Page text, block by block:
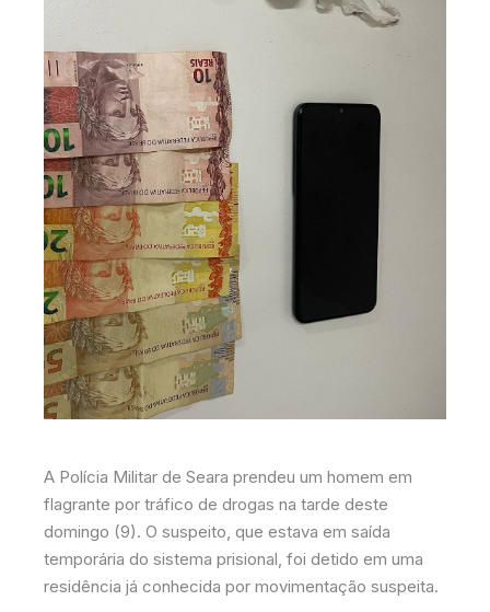
A Polícia Militar de Seara prendeu um homem em
flagrante por tráfico de drogas na tarde deste
domingo (9). O suspeito, que estava em saída
temporária do sistema prisional, foi detido em uma
residência já conhecida por movimentação suspeita.